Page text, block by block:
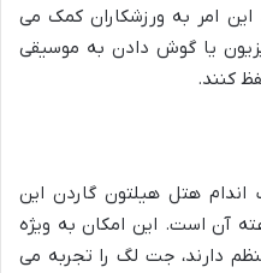
امر به ورزشکاران کمک می
یا گوش دادن به موسیقی
کنند.
اندام هتل هیلتون گاردن این
داون تاون، دسترسی ۲۴ ساعته آن است. این امکان به ویژه
دارند، جت لگ را تجربه می